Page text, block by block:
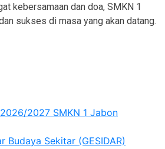
kebersamaan dan doa, SMKN 1
sukses di masa yang akan datang.